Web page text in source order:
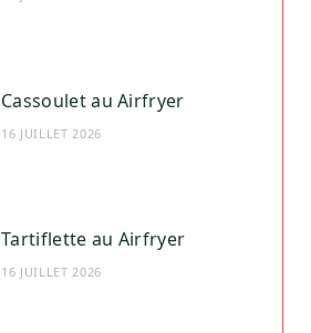
Cassoulet au Airfryer
16 JUILLET 2026
Tartiflette au Airfryer
16 JUILLET 2026